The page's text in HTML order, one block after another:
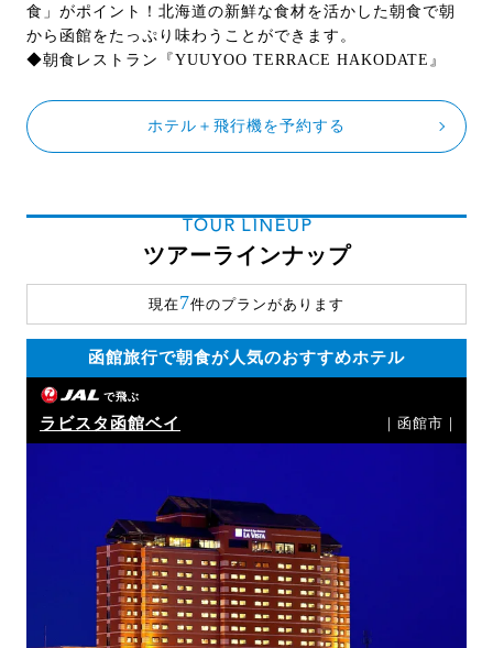
食」がポイント！北海道の新鮮な食材を活かした朝食で朝
から函館をたっぷり味わうことができます。
◆朝食レストラン『YUUYOO TERRACE HAKODATE』
ホテル＋飛行機を予約する
TOUR LINEUP
ツアーラインナップ
現在7件のプランがあります
函館旅行で朝食が人気のおすすめホテル
で飛ぶ
ラビスタ函館ベイ ｜函館市｜